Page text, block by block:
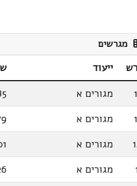
מגרשים
ייעוד
מגורים א
מגורים א
מגורים א
מגורים א